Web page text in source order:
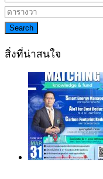
Search
สิ่งที่น่าสนใจ